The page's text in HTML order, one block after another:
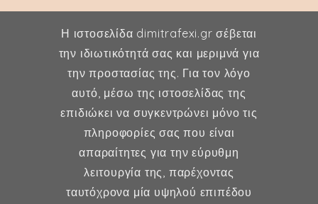
Δήμητρα Φέξη
MD, MSc, FMH
Μαιευτήρας - Χειρουργός
Γυναικολόγος
Μέλος ESHRE, ISA, FMH
Η ιστοσελίδα dimitrafexi.gr σέβεται
την ιδιωτικότητά σας και μεριμνά για
την προστασίας της. Για τον λόγο
αυτό, μέσω της ιστοσελίδας της
επιδιώκει να συγκεντρώνει μόνο τις
πληροφορίες σας που είναι
απαραίτητες για την εύρυθμη
λειτουργία της, παρέχοντας
ταυτόχρονα μία υψηλού επιπέδου